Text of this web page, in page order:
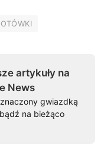
artykuły na
News
gwiazdką
na bieżąco